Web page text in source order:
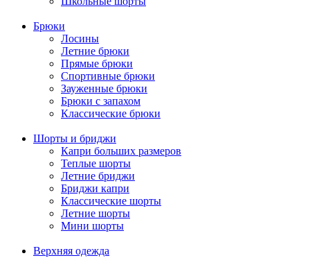
Брюки
Лосины
Летние брюки
Прямые брюки
Спортивные брюки
Зауженные брюки
Брюки с запахом
Классические брюки
Шорты и бриджи
Капри больших размеров
Теплые шорты
Летние бриджи
Бриджи капри
Классические шорты
Летние шорты
Мини шорты
Верхняя одежда